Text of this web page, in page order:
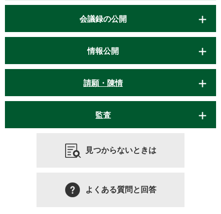
会議録の公開
情報公開
請願・陳情
監査
見つからないときは
よくある質問と回答